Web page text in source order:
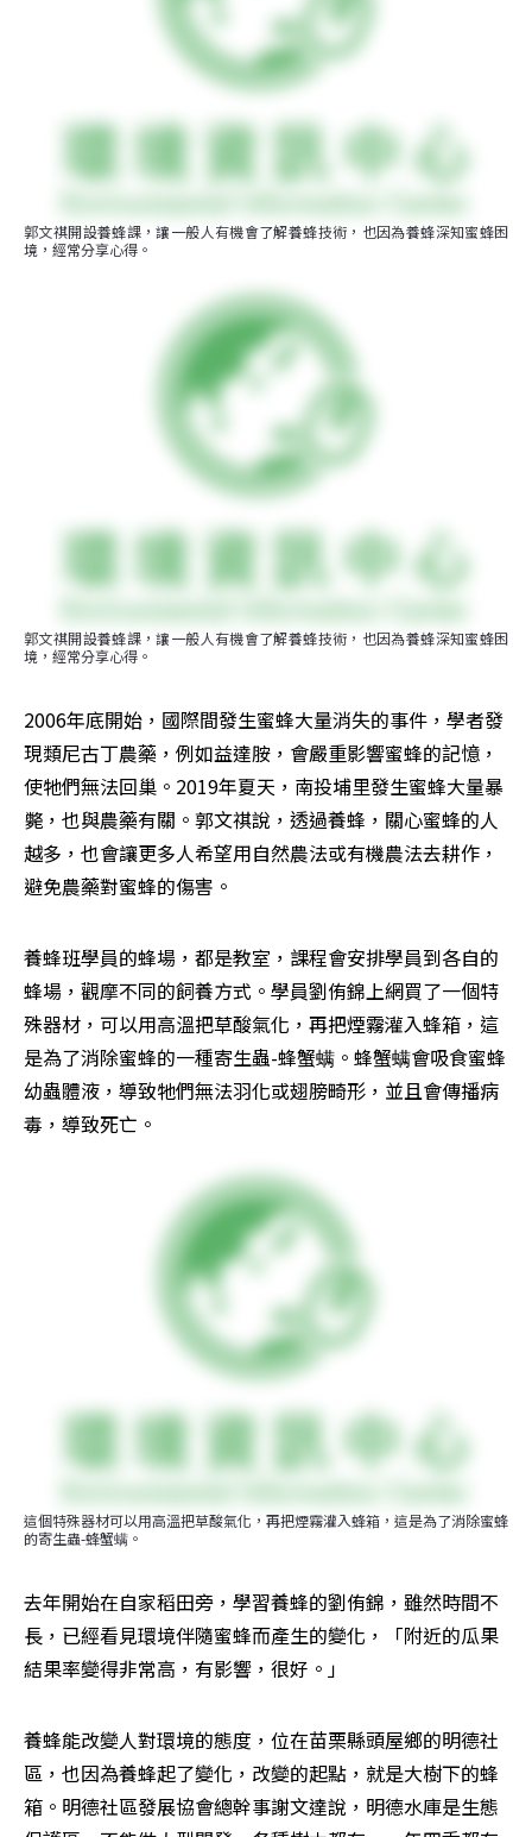
郭文祺開設養蜂課，讓一般人有機會了解養蜂技術，也因為養蜂深知蜜蜂困
境，經常分享心得。
郭文祺開設養蜂課，讓一般人有機會了解養蜂技術，也因為養蜂深知蜜蜂困
境，經常分享心得。
2006年底開始，國際間發生蜜蜂大量消失的事件，學者發
現類尼古丁農藥，例如益達胺，會嚴重影響蜜蜂的記憶，
使牠們無法回巢。2019年夏天，南投埔里發生蜜蜂大量暴
斃，也與農藥有關。郭文祺說，透過養蜂，關心蜜蜂的人
越多，也會讓更多人希望用自然農法或有機農法去耕作，
避免農藥對蜜蜂的傷害。
養蜂班學員的蜂場，都是教室，課程會安排學員到各自的
蜂場，觀摩不同的飼養方式。學員劉侑錦上網買了一個特
殊器材，可以用高溫把草酸氣化，再把煙霧灌入蜂箱，這
是為了消除蜜蜂的一種寄生蟲-蜂蟹螨。蜂蟹螨會吸食蜜蜂
幼蟲體液，導致牠們無法羽化或翅膀畸形，並且會傳播病
毒，導致死亡。
這個特殊器材可以用高溫把草酸氣化，再把煙霧灌入蜂箱，這是為了消除蜜蜂
的寄生蟲-蜂蟹螨。
去年開始在自家稻田旁，學習養蜂的劉侑錦，雖然時間不
長，已經看見環境伴隨蜜蜂而產生的變化，「附近的瓜果
結果率變得非常高，有影響，很好。」
養蜂能改變人對環境的態度，位在苗栗縣頭屋鄉的明德社
區，也因為養蜂起了變化，改變的起點，就是大樹下的蜂
箱。明德社區發展協會總幹事謝文達說，明德水庫是生態